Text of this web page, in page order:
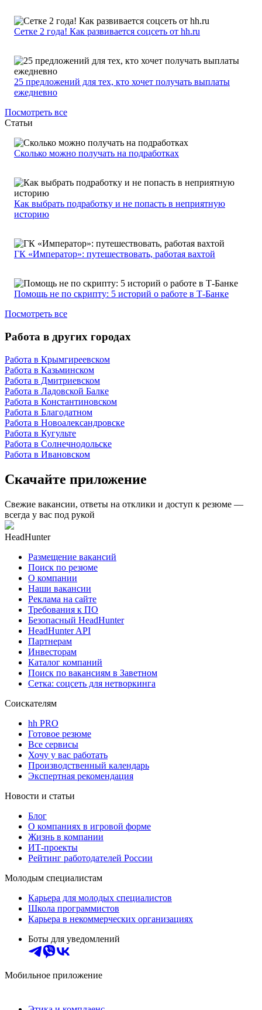
Сетке 2 года! Как развивается соцсеть от hh.ru
25 предложений для тех, кто хочет получать выплаты
ежедневно
Посмотреть все
Статьи
Сколько можно получать на подработках
Как выбрать подработку и не попасть в неприятную
историю
ГК «Император»: путешествовать, работая вахтой
Помощь не по скрипту: 5 историй о работе в Т-Банке
Посмотреть все
Работа в других городах
Работа в Крымгиреевском
Работа в Казьминском
Работа в Дмитриевском
Работа в Ладовской Балке
Работа в Константиновском
Работа в Благодатном
Работа в Новоалександровске
Работа в Кугульте
Работа в Солнечнодольске
Работа в Ивановском
Скачайте приложение
Свежие вакансии, ответы на отклики и доступ к резюме —
всегда у вас под рукой
HeadHunter
Размещение вакансий
Поиск по резюме
О компании
Наши вакансии
Реклама на сайте
Требования к ПО
Безопасный HeadHunter
HeadHunter API
Партнерам
Инвесторам
Каталог компаний
Поиск по вакансиям в Заветном
Сетка: соцсеть для нетворкинга
Соискателям
hh PRO
Готовое резюме
Все сервисы
Хочу у вас работать
Производственный календарь
Экспертная рекомендация
Новости и статьи
Блог
О компаниях в игровой форме
Жизнь в компании
ИТ-проекты
Рейтинг работодателей России
Молодым специалистам
Карьера для молодых специалистов
Школа программистов
Карьера в некоммерческих организациях
Боты для уведомлений
Мобильное приложение